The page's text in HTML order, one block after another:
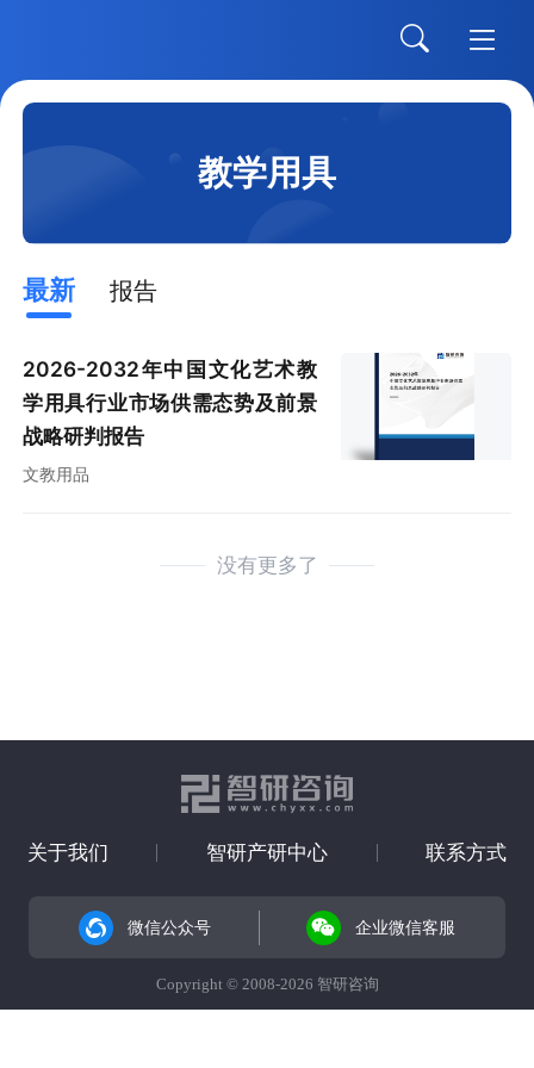
教学用具
最新 报告
2026-2032年中国文化艺术教
学用具行业市场供需态势及前景
战略研判报告
文教用品
没有更多了
关于我们 智研产研中心 联系方式
微信公众号 企业微信客服
Copyright © 2008-2026 智研咨询